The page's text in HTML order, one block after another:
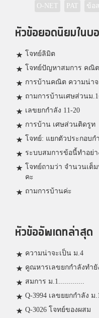
O-NET PAT ข้อ
หัวข้อยอดนิยมในบ
โจทย์ลิมิต
โจทย์ปัญหาสมการ คณิ
การบ้านคณิต ความน่าจ
ถามการบ้านเศษส่วนม
เลขยกกำลัง 11-20
การบ้าน เศษส่วนติดรูท
โจทย์: แยกตัวประกอบก
ระบบสมการข้อนี้ทำอย่า
โจทย์ถามว่า จำนวนเต็
คะ
ถามการบ้านค่ะ
หัวข้ออัพเดทล่าสุด
ความน่าจะเป็น ม.4
คูณหารเลขยกกำลังทำยั
สมการ ม.1.............
Q-3994 เลขยยกกำลัง ม
Q-3026 โจทย์ของผสม